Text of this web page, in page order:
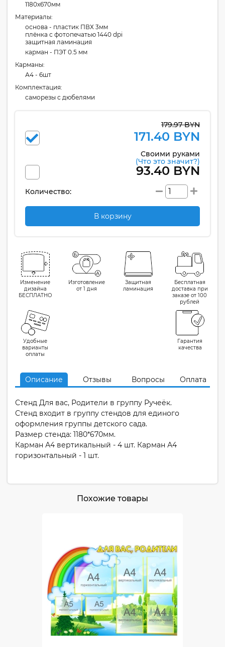
1180x670мм
Материалы:
основа - пластик ПВХ 3мм
плёнка с фотопечатью 1440 dpi
защитная ламинация
карман - ПЭТ 0.5 мм
Карманы:
А4 - 6шт
Комплектация:
cаморезы с дюбелями
179.97 BYN
171.40 BYN
Своими руками
(Что это значит?)
93.40 BYN
Количество:
В корзину
Изменение
дизайна
БЕСПЛАТНО
Изготовление
от 1 дня
Защитная
ламинация
Бесплатная
доставка при
заказе от 100
рублей
Удобные
варианты
оплаты
Гарантия
качества
Описание Отзывы Вопросы Оплата
Стенд Для вас, Родители в группу Ручеёк.
Стенд входит в группу стендов для единого
оформления группы детского сада.
Размер стенда: 1180*670мм.
Карман А4 вертикальный - 4 шт. Карман А4
горизонтальный - 1 шт.
Похожие товары